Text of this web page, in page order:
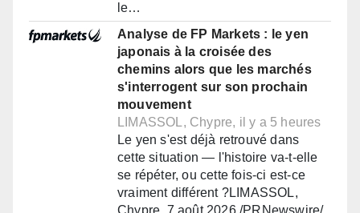
le…
Analyse de FP Markets : le yen
japonais à la croisée des
chemins alors que les marchés
s'interrogent sur son prochain
mouvement
LIMASSOL, Chypre, il y a 5 heures
Le yen s'est déjà retrouvé dans
cette situation — l'histoire va-t-elle
se répéter, ou cette fois-ci est-ce
vraiment différent ?LIMASSOL,